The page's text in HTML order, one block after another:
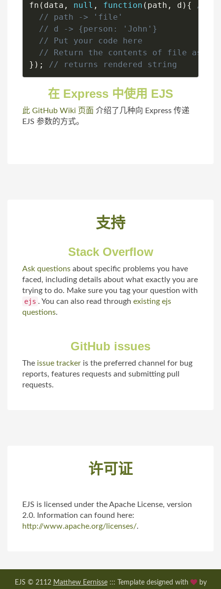
fn ( data , null , function ( path , d ) {
} ) ; // returns rendered string
在 Express 中使用 EJS
此 GitHub Wiki 页面 介绍了几种向 Express 传递
EJS 参数的方式。
支持
Stack Overflow
Ask questions about specific problems you have
faced, including details about what exactly you are
trying to do. Make sure you tag your question with
ejs . You can also read through existing ejs
questions.
GitHub issues
The issue tracker is the preferred channel for bug
reports, features requests and submitting pull
requests.
许可证
EJS is licensed under the Apache License, version
2.0. Information can found here:
http://www.apache.org/licenses/.
EJS © 2112 Matthew Eernisse::: Template designed with by